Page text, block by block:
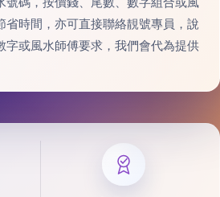
省時間，亦可直接聯絡靚號專員，說
字或風水師傅要求，我們會代為提供